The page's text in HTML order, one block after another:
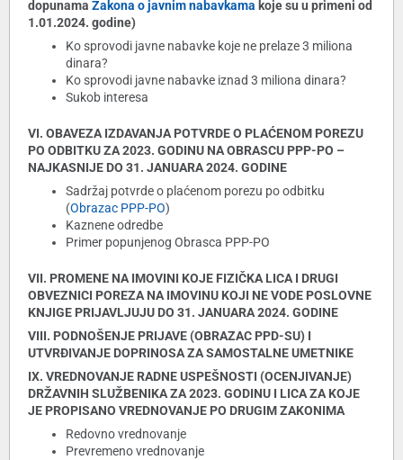
dopunama Zakona o javnim nabavkama koje su u primeni od
1.01.2024. godine)
Ko sprovodi javne nabavke koje ne prelaze 3 miliona
dinara?
Ko sprovodi javne nabavke iznad 3 miliona dinara?
Sukob interesa
VI. OBAVEZA IZDAVANJA POTVRDE O PLAĆENOM POREZU
PO ODBITKU ZA 2023. GODINU NA OBRASCU PPP-PO –
NAJKASNIJE DO 31. JANUARA 2024. GODINE
Sadržaj potvrde o plaćenom porezu po odbitku
(Obrazac PPP-PO)
Kaznene odredbe
Primer popunjenog Obrasca PPP-PO
VII. PROMENE NA IMOVINI KOJE FIZIČKA LICA I DRUGI
OBVEZNICI POREZA NA IMOVINU KOJI NE VODE POSLOVNE
KNJIGE PRIJAVLJUJU DO 31. JANUARA 2024. GODINE
VIII. PODNOŠENJE PRIJAVE (OBRAZAC PPD-SU) I
UTVRĐIVANJE DOPRINOSA ZA SAMOSTALNE UMETNIKE
IX. VREDNOVANJE RADNE USPEŠNOSTI (OCENJIVANJE)
DRŽAVNIH SLUŽBENIKA ZA 2023. GODINU I LICA ZA KOJE
JE PROPISANO VREDNOVANJE PO DRUGIM ZAKONIMA
Redovno vrednovanje
Prevremeno vrednovanje